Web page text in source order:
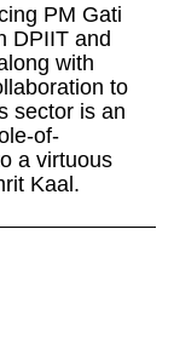
PM Gati
DPIIT and
with
to
sector is an
of-
a virtuous
Kaal.